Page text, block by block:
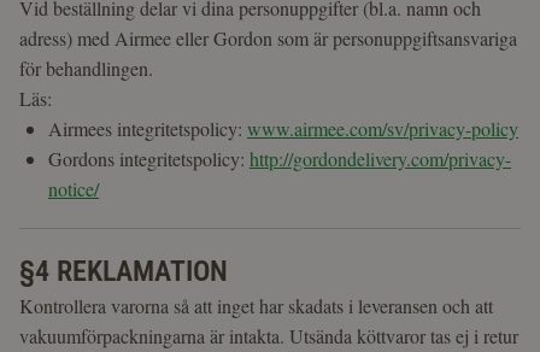
Vid beställning delar vi dina personuppgifter (bl.a. namn och
adress) med Airmee eller Gordon som är personuppgiftsansvariga
för behandlingen.
Läs:
Airmees integritetspolicy: www.airmee.com/sv/privacy-policy
Gordons integritetspolicy: http://gordondelivery.com/privacy-
notice/
§4 REKLAMATION
Kontrollera varorna så att inget har skadats i leveransen och att
vakuumförpackningarna är intakta. Utsända köttvaror tas ej i retur